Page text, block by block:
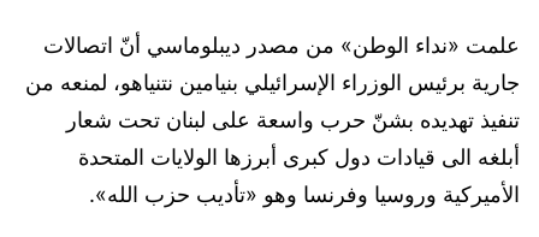
علمت «نداء الوطن» من مصدر ديبلوماسي أنّ اتصالات
جارية برئيس الوزراء الإسرائيلي بنيامين نتنياهو، لمنعه من
تنفيذ تهديده بشنّ حرب واسعة على لبنان تحت شعار
أبلغه الى قيادات دول كبرى أبرزها الولايات المتحدة
الأميركية وروسيا وفرنسا وهو «تأديب حزب الله».